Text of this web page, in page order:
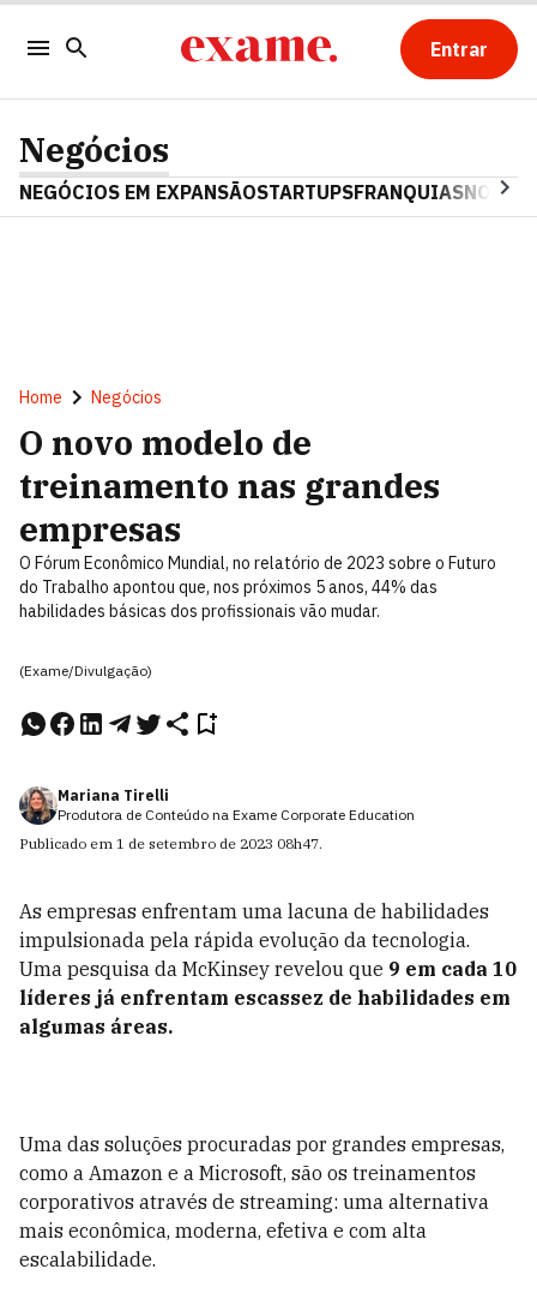
Entrar
Negócios
NEGÓCIOS EM EXPANSÃOSTARTUPSFRANQUIAS
Home Negócios
O novo modelo de
treinamento nas grandes
empresas
O Fórum Econômico Mundial, no relatório de 2023 sobre o Futuro
do Trabalho apontou que, nos próximos 5 anos, 44% das
habilidades básicas dos profissionais vão mudar.
(Exame/Divulgação)
Mariana Tirelli
Produtora de Conteúdo na Exame Corporate Education
Publicado em 1 de setembro de 2023 08h47.
As empresas enfrentam uma lacuna de habilidades
impulsionada pela rápida evolução da tecnologia.
Uma pesquisa da McKinsey revelou que 9 em cada 10
líderes já enfrentam escassez de habilidades em
algumas áreas.
Uma das soluções procuradas por grandes empresas,
como a Amazon e a Microsoft, são os treinamentos
corporativos através de streaming: uma alternativa
mais econômica, moderna, efetiva e com alta
escalabilidade.